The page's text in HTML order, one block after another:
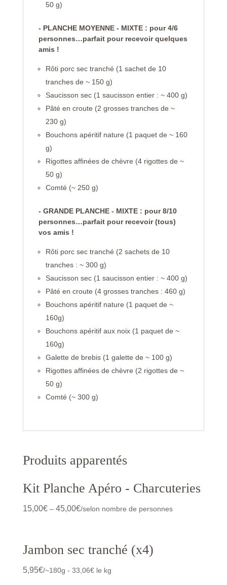
50 g)
- PLANCHE MOYENNE - MIXTE : pour 4/6
personnes…parfait pour recevoir quelques
amis !
Rôti porc sec tranché (1 sachet de 10
tranches de ~ 150 g)
Saucisson sec (1 saucisson entier : ~ 400 g)
Pâté en croute (2 grosses tranches de ~
230 g)
Bouchons apéritif nature (1 paquet de ~ 160
g)
Rigottes affinées de chèvre (4 rigottes de ~
50 g)
Comté (~ 250 g)
- GRANDE PLANCHE - MIXTE : pour 8/10
personnes…parfait pour recevoir (tous)
vos amis !
Rôti porc sec tranché (2 sachets de 10
tranches : ~ 300 g)
Saucisson sec (1 saucisson entier : ~ 400 g)
Pâté en croute (4 grosses tranches : 460 g)
Bouchons apéritif nature (1 paquet de ~
160g)
Bouchons apéritif aux noix (1 paquet de ~
160g)
Galette de brebis (1 galette de ~ 100 g)
Rigottes affinées de chèvre (2 rigottes de ~
50 g)
Comté (~ 300 g)
Produits apparentés
Kit Planche Apéro - Charcuteries
15,00€– 45,00€/selon nombre de personnes
Jambon sec tranché (x4)
5,95€/~180g - 33,06€ le kg